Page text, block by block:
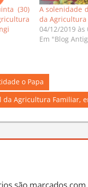
(30)
A solenidade
da
04/12/2019 às
Em "Blog
o Papa
Agricultura Familiar,